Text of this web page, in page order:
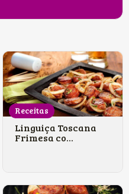
Receitas
Linguiça Toscana
Frimesa co...